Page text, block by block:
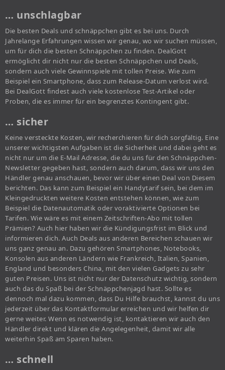
… unschlagbar
Die besten Deals und schnäppchen gibt es bei uns. Durch
Jahrelange Erfahrungen wissen wir genau, wo wir suchen müssen,
um für dich die besten Schnäppchen zu finden. DealGott
ermöglicht dir nicht nur die besten Schnäppchen und Deals,
sondern auch viele Gewinnspiele mit tollen Preise. Wie zum
Beispiel ein Smartphone, dass zum Release-Datum verlost wird.
Bei DealGott findest auch viele kostenlose Test-Artikel oder
Proben, die es immer für ein begrenztes Kontingent gibt.
… sicher
Keine versteckte Kosten, wir recherchieren für dich sorgfältig. Eine
unserer wichtigsten Aufgaben ist die Sicherheit und dabei geht es
nicht nur um die E-Mail Adresse, die du uns für den Schnäppchen-
Newsletter gegeben hast, sondern auch darum, dass wir uns den
Händler genau anschauen, bevor wir über einen Deal von Diesem
berichten. Das kann zum Beispiel ein Handytarif sein, bei dem im
Kleingedruckten weitere Kosten entstehen können, wie zum
Beispiel die Datenautomatik oder voraktivierte Optionen bei
Tarifen. Wie wäre es mit einem Zeitschriften-Abo mit tollen
Prämien? Auch hier haben wir die Kündigungsfrist im Blick und
informieren dich. Auch Deals aus anderen Bereichen schauen wir
uns ganz genau an. Dazu gehören Smartphones, Notebooks,
Konsolen aus anderen Ländern wie Frankreich, Italien, Spanien,
England und besonders China, mit den vielen Gadgets zu sehr
guten Preisen. Uns ist nicht nur der Datenschutz wichtig, sondern
auch das du Spaß bei der Schnäppchenjagd hast. Sollte es
dennoch mal dazu kommen, dass Du Hilfe brauchst, kannst du uns
jederzeit über das Kontaktformular erreichen und wir helfen dir
gerne weiter. Wenn es notwendig ist, kontaktieren wir auch den
Händler direkt und klären die Angelegenheit, damit wir alle
weiterhin Spaß am Sparen haben.
… schnell